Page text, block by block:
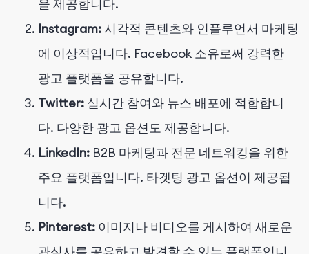
을 제공합니다.
Instagram:시각적 콘텐츠와 인플루언서 마케팅
에 이상적입니다. Facebook 소유로써 강력한
광고 플랫폼을 공유합니다.
Twitter: 실시간 참여와 뉴스 배포에 적합합니
다. 다양한 광고 옵션도 제공합니다.
LinkedIn: B2B 마케팅과 전문 네트워킹을 위한
주요 플랫폼입니다. 타겟팅 광고 옵션이 제공됩
니다.
Pinterest: 이미지나 비디오를 게시하여 새로운